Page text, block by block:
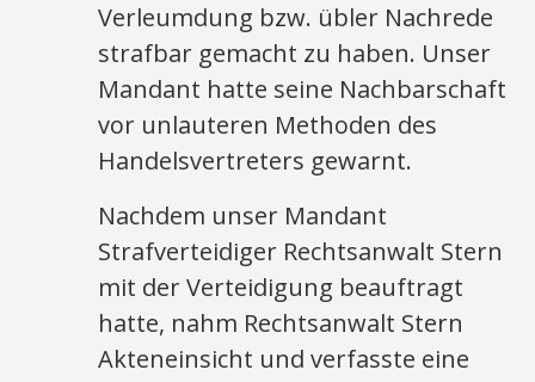
Verleumdung bzw. übler Nachrede
strafbar gemacht zu haben. Unser
Mandant hatte seine Nachbarschaft
vor unlauteren Methoden des
Handelsvertreters gewarnt.
Nachdem unser Mandant
Strafverteidiger Rechtsanwalt Stern
mit der Verteidigung beauftragt
hatte, nahm Rechtsanwalt Stern
Akteneinsicht und verfasste eine